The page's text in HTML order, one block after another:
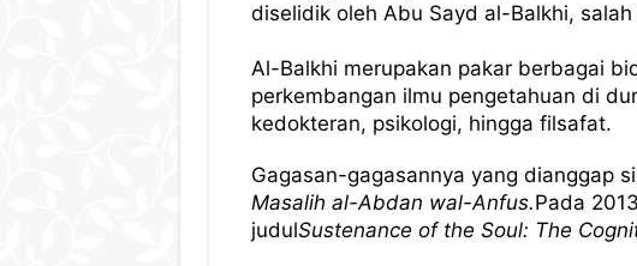
diselidik oleh Abu Sayd al-Balkhi,
Al-Balkhi merupakan pakar berbagai
perkembangan ilmu pengetahuan di
kedokteran, psikologi, hingga filsafat.
Gagasan-gagasannya yang dianggap
Masalih al-Abdan wal-Anfus.Pada
judulSustenance of the Soul: The